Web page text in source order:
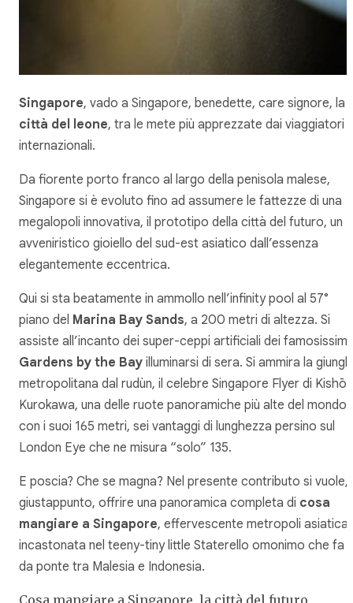
Singapore, vado a Singapore, benedette, care signore, la
città del leone, tra le mete più apprezzate dai viaggiatori
internazionali.
Da fiorente porto franco al largo della penisola malese,
Singapore si è evoluto fino ad assumere le fattezze di una
megalopoli innovativa, il prototipo della città del futuro, un
avveniristico gioiello del sud-est asiatico dall’essenza
elegantemente eccentrica.
Qui si sta beatamente in ammollo nell’infinity pool al 57°
piano del Marina Bay Sands, a 200 metri di altezza. Si
assiste all’incanto dei super-ceppi artificiali dei famosissimi
Gardens by the Bay illuminarsi di sera. Si ammira la
metropolitana dal rudùn, il celebre Singapore Flyer di Kishō
Kurokawa, una delle ruote panoramiche più alte del mondo
con i suoi 165 metri, sei vantaggi di lunghezza persino sul
London Eye che ne misura “solo” 135.
E poscia? Che se magna? Nel presente contributo si vuole,
giustappunto, offrire una panoramica completa di cosa
mangiare a Singapore, effervescente metropoli asiatica
incastonata nel teeny-tiny little Staterello omonimo che fa
da ponte tra Malesia e Indonesia.
Cosa mangiare a Singapore, la città del futuro